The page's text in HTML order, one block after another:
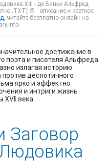
XIII - де Виньи Альфред
.TXT) 📗 - описание и краткое
, читайте бесплатно онлайн на
достижение в
поэта и писателя Альфреда
излагая историю
деспотичного
ярко и эффектно
и интриги жизнь
века.
Заговор